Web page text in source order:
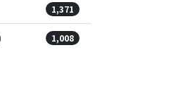
1,371
1,008